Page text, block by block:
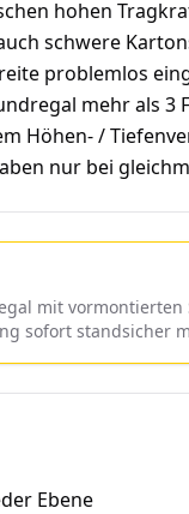
hohen
schwere
problemlos
mehr als 3
Höhen- /
nur bei
mit
sofort standsicher
Ebene